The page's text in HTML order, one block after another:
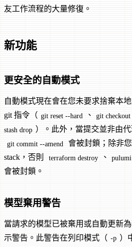
友工作流程的大量修復。
新功能
更安全的自動模式
自動模式現在會在您未要求捨棄本
git 指令（ git reset --hard 、 git checkout
stash drop ）。此外，當提交並非由
git commit --amend
會被封鎖；除非
stack，否則
terraform destroy 、
會被封鎖。
模型棄用警告
當請求的模型已被棄用或自動更新
示警告。此警告在列印模式（ -p ）